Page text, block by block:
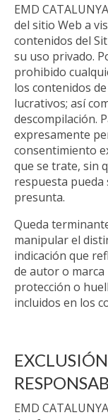
EMD
del sitio Web a
contenidos del
su uso privado.
prohibido
los contenidos
lucrativos; así
descompilación.
expresamente
consentimiento
que se trate, sin
respuesta
presunta.
Queda
manipular el
indicación que
de autor o
protección o
incluidos en los
EMD